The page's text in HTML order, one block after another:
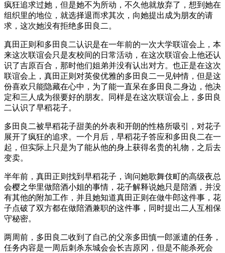
疯狂追求过她，但是她不为所动，不久他就放弃了，想到她在
组织里的地位，就选择退而求其次，向她提出成为朋友的请
求，这次她没有拒绝多田良二。
真田正则和多田良二认识是在一年前的一次大学联谊会上，本
来这次联谊会只是友校间的日常活动，在这次联谊会上他还认
识了吉原百合，那时他们姐弟并没有认出对方。也正是在这次
联谊会上，真田正则对英俊优雅的多田良二一见钟情，但是这
份喜欢只能隐藏在心中，为了能一直呆在多田良二身边，他决
定和三人成为很要好的朋友。同样是在这次联谊会上，多田良
二认识了早稻花子。
多田良二被早稻花子甜美的外表和开朗的性格所吸引，对花子
展开了疯狂的追求。一个月后，早稻花子答应和多田良二在一
起，但实际上只是为了能从他的身上获得名贵的礼物，之后去
变卖。
半年前，真田正则找到早稻花子，询问她歌舞伎町的高级夜总
会樱之华里做陪酒小姐的事情，花子解释说她只是陪酒，并没
有其他的附加工作，并且她知道真田正则在做牛郎这件事，花
子点破了双方都在做陪酒兼职的这件事，同时提出二人互相保
守秘密。
两周前，多田良二收到了自己的父亲多田慎一郎派遣的任务，
任务内容是一周后刺杀东城会会长吉原冈，但是不能杀死会